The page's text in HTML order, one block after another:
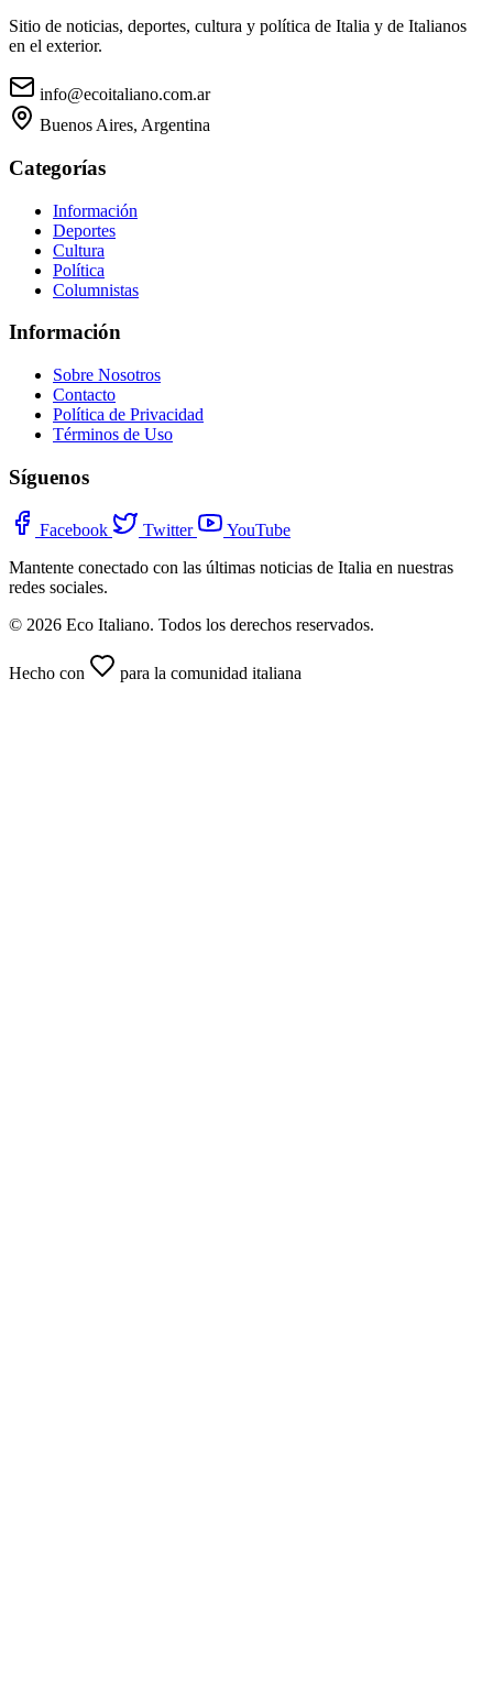
Sitio de noticias, deportes, cultura y política de Italia y de Italianos
en el exterior.
info@ecoitaliano.com.ar
Buenos Aires, Argentina
Categorías
Información
Deportes
Cultura
Política
Columnistas
Información
Sobre Nosotros
Contacto
Política de Privacidad
Términos de Uso
Síguenos
Facebook Twitter
YouTube
Mantente conectado con las últimas noticias de Italia en nuestras
redes sociales.
© 2026 Eco Italiano. Todos los derechos reservados.
Hecho con para la comunidad italiana